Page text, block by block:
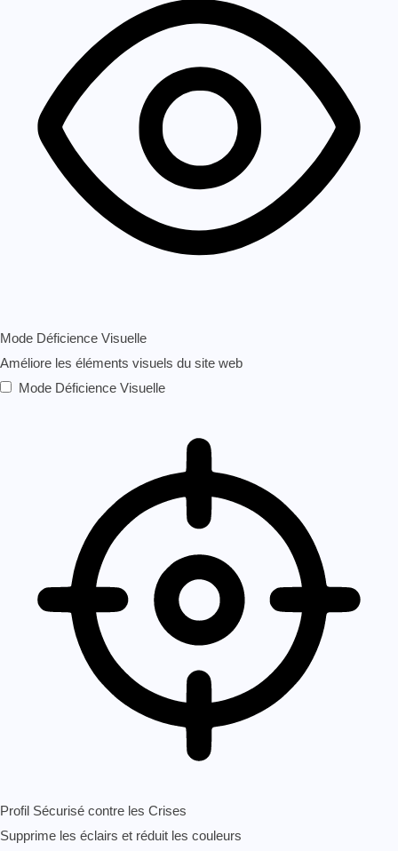
Mode Déficience Visuelle
Améliore les éléments visuels du site web
Mode Déficience Visuelle
Profil Sécurisé contre les Crises
Supprime les éclairs et réduit les couleurs